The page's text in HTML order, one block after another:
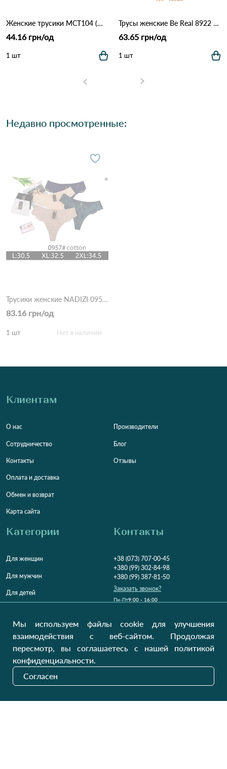
Женские трусики MCT104 (M–XL) 12B Разные цвета
44.16 грн/од
1 шт
Трусы женские Be Real 8922 3C Различные цвета
63.65 грн/од
1 шт
Недавно просмотренные:
Трусики женские NADIZI 0957 2с Разные цвета
83.16 грн/од
1 шт Нет в наличии
Клиентам
О нас
Сотрудничество
Контакты
Оплата и доставка
Обмен и возврат
Карта сайта
Производители
Блог
Отзывы
Категории
Для женщин
Для мужчин
Для детей
Контакты
+38 (073) 707-00-45
+380 (99) 302-84-98
+380 (99) 387-81-50
Заказать звонок?
Пн-Пт9:00 - 16:00
Україна, Луцьк, 43000
Наши обновления
Отправить
Мы используем файлы cookie для улучшения
взаимодействия с веб-сайтом. Продолжая
пересмотр, вы соглашаетесь с нашей политикой
конфиденциальности.
Согласен